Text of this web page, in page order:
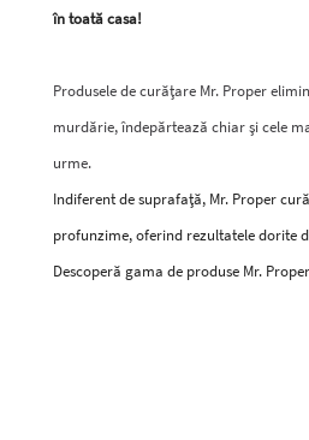
în toată casa!
Produsele de curățare Mr. Proper
murdărie, îndepărtează chiar și cele
urme.
Indiferent de suprafață, Mr. Proper
profunzime, oferind rezultatele dorite
Descoperă gama de produse Mr.